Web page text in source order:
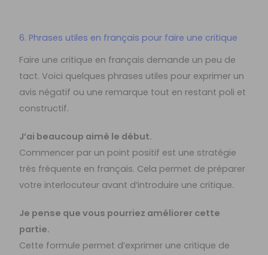
6. Phrases utiles en français pour faire une critique
Faire une critique en français demande un peu de
tact. Voici quelques phrases utiles pour exprimer un
avis négatif ou une remarque tout en restant poli et
constructif.
J’ai beaucoup aimé le début.
Commencer par un point positif est une stratégie
très fréquente en français. Cela permet de préparer
votre interlocuteur avant d’introduire une critique.
Je pense que vous pourriez améliorer cette
partie.
Cette formule permet d’exprimer une critique de